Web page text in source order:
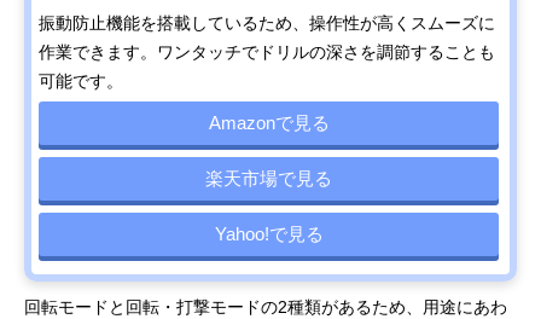
振動防止機能を搭載しているため、操作性が高くスムーズに
作業できます。ワンタッチでドリルの深さを調節することも
可能です。
Amazonで見る
楽天市場で見る
Yahoo!で見る
回転モードと回転・打撃モードの2種類があるため、用途にあわ